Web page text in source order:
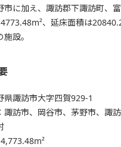
市に加え、諏訪郡下諏訪町、富
、延床面積は
設。
県諏訪市大字四賀929-1
諏訪市、岡谷市、茅野市、諏